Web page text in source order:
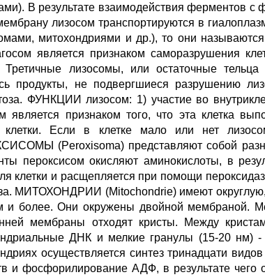
В результате взаимодействия ферментов
лизосом транспортируются в
митохондриями и др.), то они
является признаком саморазрушения
Третичные лизосомы, или остаточные
продукты, не подвергшиеся разрушению
ФУНКЦИИ лизосом: 1) участие во
является признаком того, что эта клетка
клетки. Если в клетке мало или нет
(Peroxisoma) представляют собой
пероксисом окисляют аминокислоты, в
клетки и расщепляется при помощи
МИТОХОНДРИИ (Mitochondrie) имеют
и более. Они окружены двойной мембраной.
мембраны отходят кристы. Между
ДНК и мелкие гранулы (15-20
осуществляется синтез тринадцати
и фосфорилирование АДФ, в результате